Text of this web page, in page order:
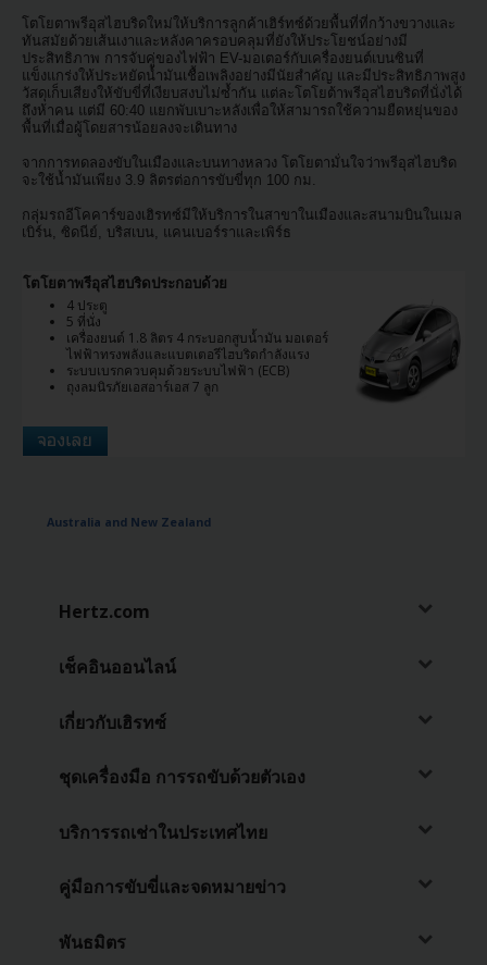
สมัคร
สมาชิก/
ภาพ
รวม
การ
จอง
เช่า
พิเศษ
สถาน
วอร์ดส
คู่มือ
โตโยตาพรีอุสไฮบริดใหม่ให้บริการลูกค้าเฮิร์ทซ์ด้วยพื้นที่ที่กว้างขวางและ
ทันสมัยด้วยเส้นเงาและหลังคาครอบคลุมที่ยังให้ประโยชน์อย่างมี
ประสิทธิภาพ การจับคู่ของไฟฟ้า EV-มอเตอร์กับเครื่องยนต์เบนซินที่
แข็งแกร่งให้ประหยัดน้ำมันเชื้อเพลิงอย่างมีนัยสำคัญ และมีประสิทธิภาพสูง
วัสดุเก็บเสียงให้ขับขี่ที่เงียบสงบไม่ซ้ำกัน แต่ละโตโยต้าพรีอุสไฮบริดที่นั่งได้
ถึงห้าคน แต่มี 60:40 แยกพับเบาะหลังเพื่อให้สามารถใช้ความยืดหยุ่นของ
พื้นที่เมื่อผู้โดยสารน้อยลงจะเดินทาง
จากการทดลองขับในเมืองและบนทางหลวง โตโยตามั่นใจว่าพรีอุสไฮบริด
จะใช้น้ำมันเพียง 3.9 ลิตรต่อการขับขี่ทุก 100 กม.
กลุ่มรถอีโคคาร์ของเฮิรทซ์มีให้บริการในสาขาในเมืองและสนามบินในเมล
เบิร์น, ซิดนีย์, บริสเบน, แคนเบอร์ราและเพิร์ธ
โตโยตาพรีอุสไฮบริดประกอบด้วย
4 ประตู
5 ที่นั่ง
เครื่องยนต์ 1.8 ลิตร 4 กระบอกสูบน้ำมัน มอเตอร์
ไฟฟ้าทรงพลังและแบตเตอรีไฮบริดกำลังแรง
ระบบเบรกควบคุมด้วยระบบไฟฟ้า (ECB)
ถุงลมนิรภัยเอสอาร์เอส 7 ลูก
Australia and New Zealand
Hertz.com
เช็คอินออนไลน์
เกี่ยวกับเฮิรทซ์
ชุดเครื่องมือ การรถขับด้วยตัวเอง
บริการรถเช่าในประเทศไทย
คู่มือการขับขี่และจดหมายข่าว
พันธมิตร